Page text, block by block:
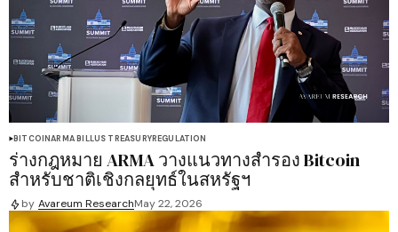
BITCOINARMA BILLUS TREASURYREGULATION
ร่างกฎหมาย ARMA วางแนวทางสำรอง Bitcoin
สำหรับชาติเชิงกลยุทธ์ในสหรัฐฯ
by Avareum ResearchMay 22, 2026